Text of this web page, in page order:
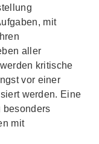
mit
aller
kritische
vor einer
werden. Eine
besonders
mit